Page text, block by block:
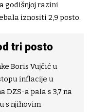
godišnjoj razini
iznositi 2,9 posto.
tri posto
Boris Vujčić u
inflacije u
DZS-a pala s 3,7 na
s njihovim